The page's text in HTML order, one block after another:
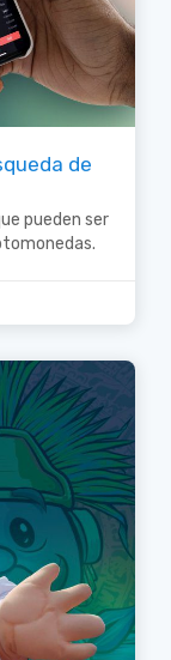
de
pueden ser